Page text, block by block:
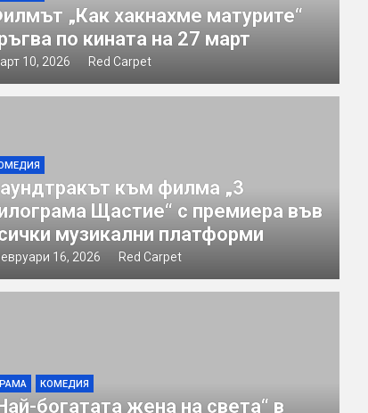
„Как хакнахме матурите“
по кината на 27 март
10, 2026 Red Carpet
към филма „3
Щастие“ с премиера във
музикални платформи
16, 2026 Red Carpet
КОМЕДИЯ
богатата жена на света“ в